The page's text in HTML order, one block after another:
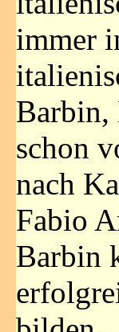
immer
Barbin,
schon
nach
Fabio
Barbin